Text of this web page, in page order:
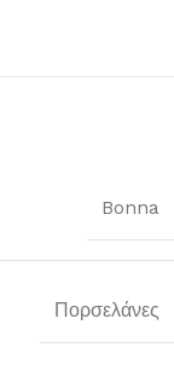
Bonna
Πορσελάνες